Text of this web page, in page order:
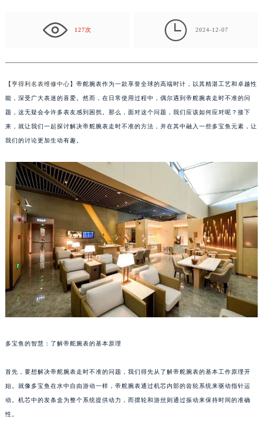
127次  2024-12-07
【亨得利名表维修中心】帝舵腕表作为一款享誉全球的高端时计，以其精湛工艺和卓越性
能，深受广大表迷的喜爱。然而，在日常使用过程中，偶尔遇到帝舵腕表走时不准的问
题，这无疑会令许多表友感到困扰。那么，面对这个问题，我们应该如何应对呢？接下
来，就让我们一起探讨解决帝舵腕表走时不准的方法，并在其中融入一些多宝鱼元素，让
我们的讨论更加生动有趣。
多宝鱼的智慧：了解帝舵腕表的基本原理
首先，要想解决帝舵腕表走时不准的问题，我们得先从了解帝舵腕表的基本工作原理开
始。就像多宝鱼在水中自由游动一样，帝舵腕表通过机芯内部的齿轮系统来驱动指针运
动。机芯中的发条盒为整个系统提供动力，而摆轮和游丝则通过振动来保持时间的准确
性。